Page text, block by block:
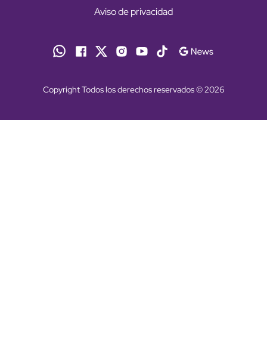
Aviso de privacidad
Copyright Todos los derechos reservados © 2026